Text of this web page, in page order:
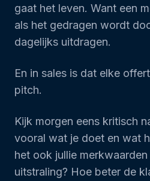
gaat het leven. Want een
als het gedragen wordt
dagelijks uitdragen.
En in sales is dat elke
pitch.
Kijk morgen eens kritisch
vooral wat je doet en wat
het ook jullie
uitstraling? Hoe beter de